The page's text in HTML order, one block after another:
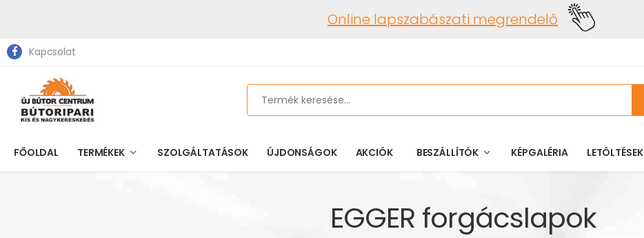
Online lapszabászati megrendelő
Kapcsolat
Search
FŐOLDAL TERMÉKEK SZOLGÁLTATÁSOK ÚJDONSÁGOK AKCIÓK BESZÁLLÍTÓK KÉPGALÉRIA LETÖLTÉSEK
EGGER forgácslapok